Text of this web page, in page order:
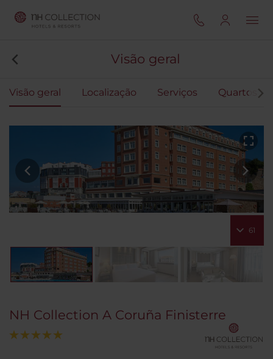
Visão geral
Visão geral Localização Serviços Quartos
61
NH Collection A Coruña Finisterre